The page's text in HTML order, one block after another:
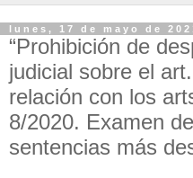
lunes, 17 de mayo de
“Prohibición de
judicial sobre el
relación con los
8/2020. Examen
sentencias más